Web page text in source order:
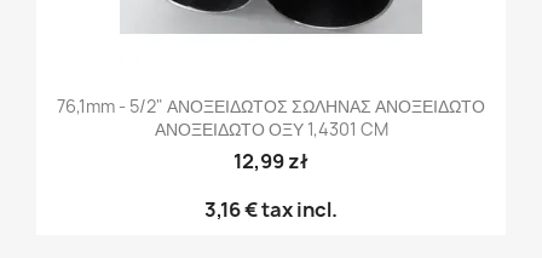
76,1mm - 5/2" ΑΝΟΞΕΙΔΩΤΟΣ ΣΩΛΗΝΑΣ ΑΝΟΞΕΙΔΩΤΟ
ΑΝΟΞΕΙΔΩΤΟ ΟΞΥ 1,4301 CM
12,99 zł
3,16 €tax incl.